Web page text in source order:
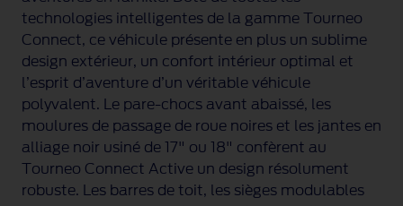
technologies intelligentes de la gamme Tourneo
Connect, ce véhicule présente en plus un sublime
design extérieur, un confort intérieur optimal et
l’esprit d’aventure d’un véritable véhicule
polyvalent. Le pare-chocs avant abaissé, les
moulures de passage de roue noires et les jantes en
alliage noir usiné de 17" ou 18" confèrent au
Tourneo Connect Active un design résolument
robuste. Les barres de toit, les sièges modulables